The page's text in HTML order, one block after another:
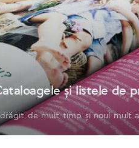
și listele de
de mult timp și noul mult